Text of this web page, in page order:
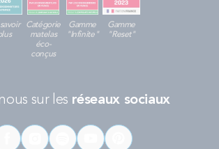
Catégorie
matelas
éco-
conçus
Gamme
"Infinite"
Gamme
"Reset"
sur les réseaux sociaux